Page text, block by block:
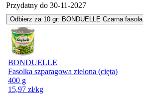
Przydatny do 30-11-2027
Odbierz za 10 gr: BONDUELLE Czarna
BONDUELLE
Fasolka szparagowa zielona (cięta)
400 g
15,97 zł/kg